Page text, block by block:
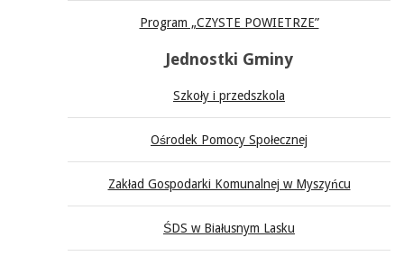
Program „CZYSTE POWIETRZE”
Jednostki Gminy
Szkoły i przedszkola
Ośrodek Pomocy Społecznej
Zakład Gospodarki Komunalnej w Myszyńcu
ŚDS w Białusnym Lasku